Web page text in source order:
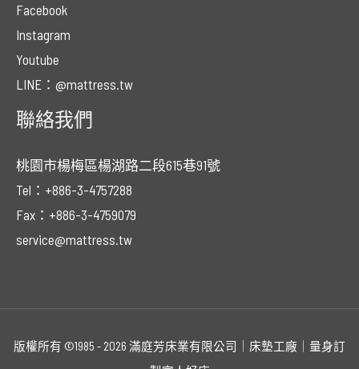
Facebook
Instagram
Youtube
LINE：@mattress.tw
聯絡我們
桃園市楊梅區楊湖路二段615巷91號
Tel：+886-3-4757288
Fax：+886-3-4759079
service@mattress.tw
版權所有 ©1985 - 2026 滿庭芳床業有限公司｜床墊工廠｜量身訂